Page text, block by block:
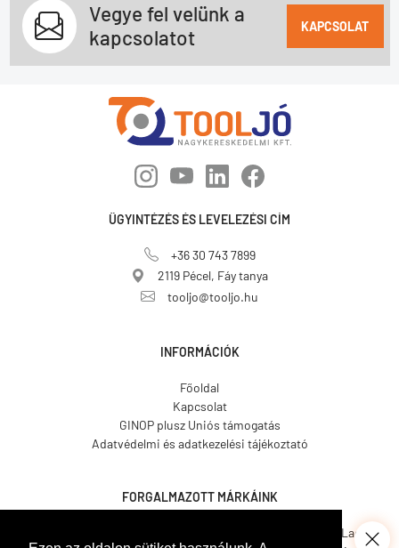
Vegye fel velünk a
kapcsolatot
KAPCSOLAT
ÜGYINTÉZÉS ÉS LEVELEZÉSI CÍM
+36 30 743 7899
2119 Pécel, Fáy tanya
tooljo@tooljo.hu
INFORMÁCIÓK
Főoldal
Kapcsolat
GINOP plusz Uniós támogatás
Adatvédelmi és adatkezelési tájékoztató
FORGALMAZOTT MÁRKÁINK
CosmosLac.